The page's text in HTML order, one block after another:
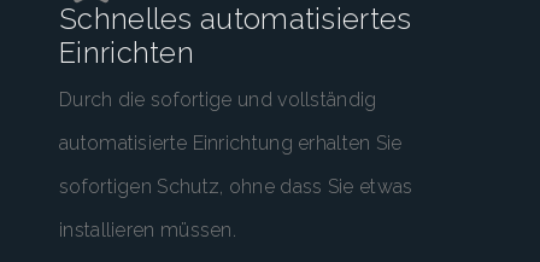
Schnelles automatisiertes
Einrichten
Durch die sofortige und vollständig
automatisierte Einrichtung erhalten Sie
sofortigen Schutz, ohne dass Sie etwas
installieren müssen.